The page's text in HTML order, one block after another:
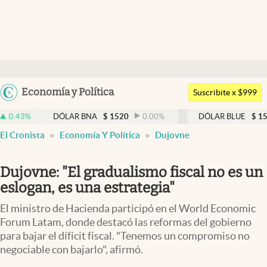
Argentina
Uruguay
Economía y Política
Members
Economía y Política
Finanzas y Mercados
Negocios
Columnistas
Otras secciones
Apertura
Suscribite x $999
DÓLAR BNA $ 1520 0.00% DÓLAR BLUE $ 1525 -
El Cronista Economía Y Política Dujovne
Dujovne: "El gradualismo fiscal no es un
eslogan, es una estrategia"
El ministro de Hacienda participó en el World Economic
Forum Latam, donde destacó las reformas del gobierno
para bajar el díficit fiscal. "Tenemos un compromiso no
negociable con bajarlo", afirmó.